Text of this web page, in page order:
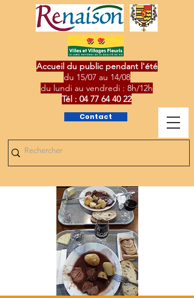
Contact
Accueil du public pendant l'été
du 15/07 au 14/08
du lundi au vendredi : 8h/12h
Tél : 04 77 64 40 22